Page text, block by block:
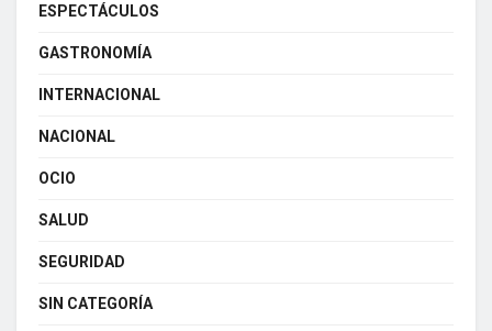
ESPECTÁCULOS
GASTRONOMÍA
INTERNACIONAL
NACIONAL
OCIO
SALUD
SEGURIDAD
SIN CATEGORÍA